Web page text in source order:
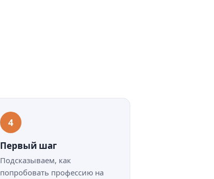
Первый шаг
Подсказываем, как
попробовать профессию на